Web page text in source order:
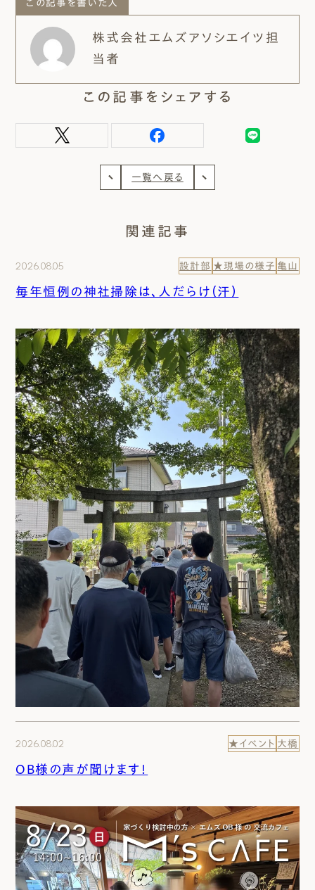
この記事を書いた人
株式会社エムズアソシエイツ担
当者
この記事をシェアする
一覧へ戻る
関連記事
2026.08.05 設計部 ★現場の様子 亀山
毎年恒例の神社掃除は、人だらけ（汗）
2026.08.02 ★イベント 大橋
OB様の声が聞けます！